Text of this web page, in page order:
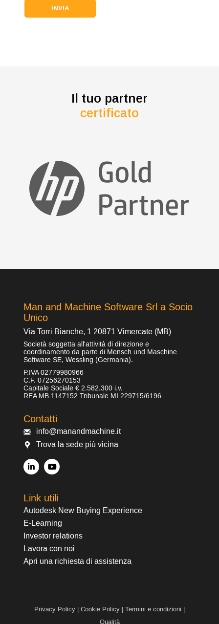
Il tuo partner
certificato
Man and Machine Software Srl a Socio
Unico
Via Torri Bianche, 1 20871 Vimercate (MB)
Società soggetta all'attività di direzione e
coordinamento da parte di Mensch und Maschine
Software SE, Wessling (Germania).
P.IVA 02779980966
C.F. 07256270153
Capitale Sociale € 2.582.300 i.v.
REA MB 1147152 Tribunale MI 229715/6196
Contatti
info@manandmachine.it
Trova la sede più vicina
Link utili
Autodesk New Buying Experience
E-Learning
Investor relations
Lavora con noi
Apri una richiesta di assistenza
Privacy Policy | Cookie Policy | Termini e condizioni |
Qualità